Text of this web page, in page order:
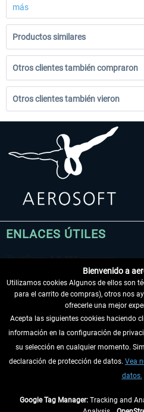
más
Productos similares
Otros clientes también compraron
Otros clientes también vieron
ENLACES ÚTILES
DESISTIR DEL CONTRATO
INFORMACIÓN
Bienvenido a
Utilizamos cookies Algunos de ellos son
para el carrito de compras), otros nos
ofrecerle una mejor
Acepta las siguientes cookies haciendo
información en la configuración de
su selección en cualquier momento.
declaración de protección de datos. Vea
datos.
Google Tag Manager: Tracking and